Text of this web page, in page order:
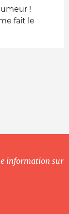
!
fait le
information sur